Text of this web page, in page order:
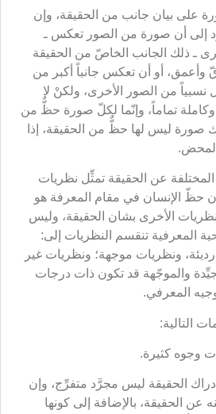
على بيان جانب من الحقيقة، وإن
إلى أن صورة من الصور تعكس ـ
ـ ذلك الجانب الخاصّ من الحقيقة
أو أن تعكس جانباً أكبر من
نسبياً من الصور الأخرى، ولكنْ لا
تماماً، وإنّما لكلّ صورة حظٌّ من
صورة ليس لها حظٌّ من الحقيقة، إذا
المحض.
عن الحقيقة تمثِّل نظريات
حظّ الإنسان في مقام المعرفة هو
الأخرى بشان الحقيقة، وليس
المعرفية تنقسم النظريات إلى:
ونظريات موجهة؛ ونظريات غير
والموجّهة قد تكون ذات درجات
المعرفي.
التالية:
الحقيقة ليس مجرَّد متفرِّج، وإن
عن الحقيقة، بالإضافة إلى كونها